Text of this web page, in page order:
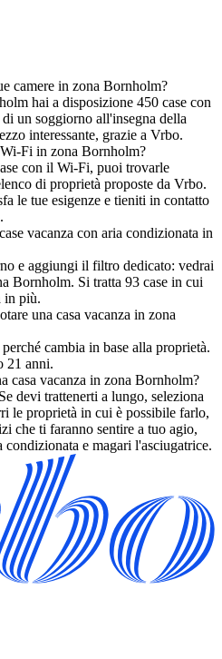
camere in zona Bornholm?
hai a disposizione 450 case con
un soggiorno all'insegna della
interessante, grazie a Vrbo.
Fi in zona Bornholm?
con il Wi-Fi, puoi trovarle
di proprietà proposte da Vrbo.
le tue esigenze e tieniti in contatto
vacanza con aria condizionata in
e aggiungi il filtro dedicato: vedrai
Bornholm. Si tratta 93 case in cui
in più.
una casa vacanza in zona
cambia in base alla proprietà.
21 anni.
casa vacanza in zona Bornholm?
devi trattenerti a lungo, seleziona
le proprietà in cui è possibile farlo,
che ti faranno sentire a tuo agio,
e magari l'asciugatrice.